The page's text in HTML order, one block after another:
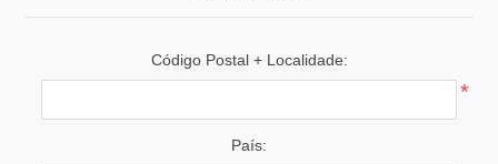
Código Postal + Localidade:
*
País: